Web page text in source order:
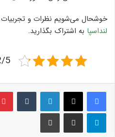
خوشحال می‌شویم نظرات و تجربیات
لنداسپا به اشتراک بگذارید.
4.2/5 -
لینکدین ‫تامبلر
تلگرام اشتراک گذاری از طریق ایمیل چاپ